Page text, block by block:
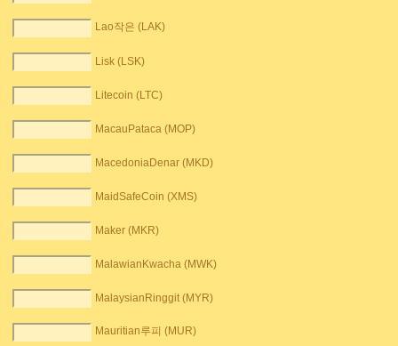
Lao작은 (LAK)
Lisk (LSK)
Litecoin (LTC)
MacauPataca (MOP)
MacedoniaDenar (MKD)
MaidSafeCoin (XMS)
Maker (MKR)
MalawianKwacha (MWK)
MalaysianRinggit (MYR)
Mauritian루피 (MUR)